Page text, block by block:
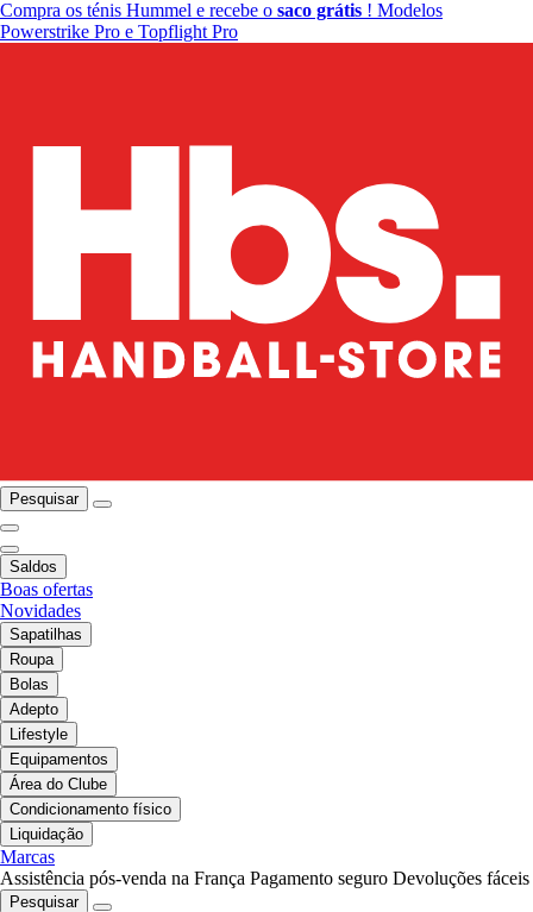
Compra os ténis Hummel e recebe o saco grátis ! Modelos
Powerstrike Pro e Topflight Pro
Pesquisar
Saldos
Boas ofertas
Novidades
Sapatilhas
Roupa
Bolas
Adepto
Lifestyle
Equipamentos
Área do Clube
Condicionamento físico
Liquidação
Marcas
Assistência pós-venda na França Pagamento seguro Devoluções fáceis
Pesquisar